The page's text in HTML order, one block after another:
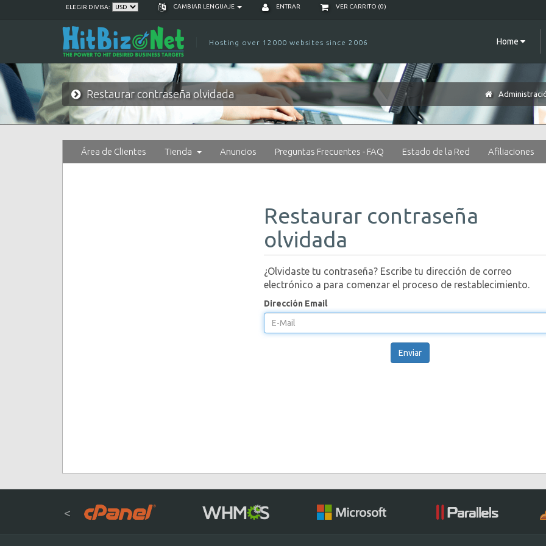
ELEGIR DIVISA: CAMBIAR LENGUAJE ENTRAR VER CARRITO (0)
Hosting over 12000 websites since 2006 Home
Restaurar contraseña olvidada
Área de Clientes Tienda Anuncios Preguntas Frecuentes - FAQ Estado de la Red Afiliaciones
Restaurar contraseña
olvidada
¿Olvidaste tu contraseña? Escribe tu dirección de correo
electrónico a para comenzar el proceso de restablecimiento.
Dirección Email
Enviar
<